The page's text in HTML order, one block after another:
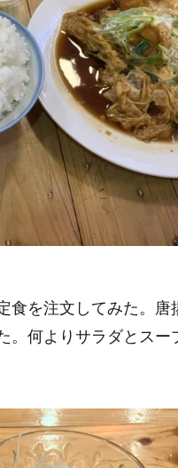
食を注文してみた。
。何よりサラダとス